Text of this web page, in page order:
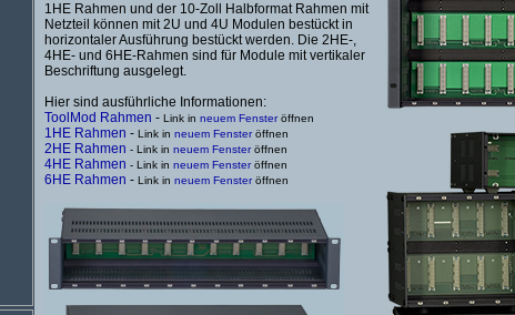
1HE Rahmen und der 10-Zoll Halbformat Rahmen mit
Netzteil können mit 2U und 4U Modulen bestückt in
horizontaler Ausführung bestückt werden. Die 2HE-,
4HE- und 6HE-Rahmen sind für Module mit vertikaler
Beschriftung ausgelegt.
Hier sind ausführliche Informationen:
ToolMod Rahmen - Link in neuem Fensteröffnen
1HE Rahmen - Link in neuem Fensteröffnen
2HE Rahmen - Link in neuem Fensteröffnen
4HE Rahmen - Link in neuem Fensteröffnen
6HE Rahmen - Link in neuem Fensteröffnen